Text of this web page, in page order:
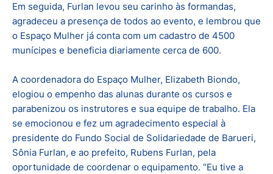
Em seguida, Furlan levou seu carinho às formandas,
agradeceu a presença de todos ao evento, e lembrou que
o Espaço Mulher já conta com um cadastro de 4500
munícipes e beneficia diariamente cerca de 600.
A coordenadora do Espaço Mulher, Elizabeth Biondo,
elogiou o empenho das alunas durante os cursos e
parabenizou os instrutores e sua equipe de trabalho. Ela
se emocionou e fez um agradecimento especial à
presidente do Fundo Social de Solidariedade de Barueri,
Sônia Furlan, e ao prefeito, Rubens Furlan, pela
oportunidade de coordenar o equipamento. “Eu tive a